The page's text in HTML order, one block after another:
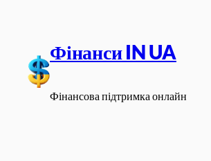
вмісту
Фінанси IN UA
Фінансова підтримка онлайн